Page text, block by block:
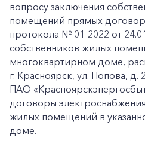
вопросу заключения
помещений прямых
протокола № 01-2022 от
собственников жилых
многоквартирном доме,
г. Красноярск, ул. Попова, д.
ПАО
договоры
жилых помещений в
доме.